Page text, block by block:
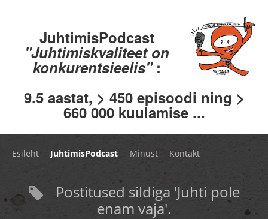
JuhtimisPodcast
"Juhtimiskvaliteet on
konkurentsieelis" :
9.5 aastat, > 450 episoodi ning >
660 000 kuulamise ...
Esileht JuhtimisPodcast Minust Kontakt
Postitused sildiga 'Juhti pole
enam vaja'.